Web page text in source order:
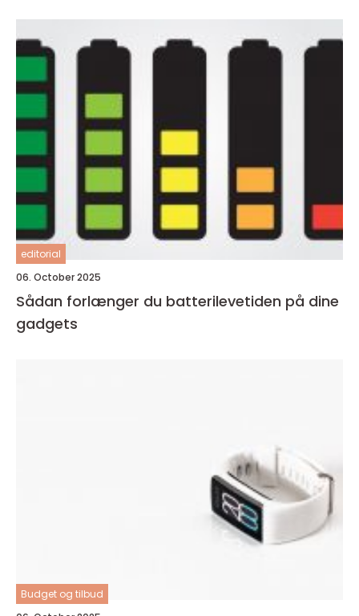
editorial
06. October 2025
Sådan forlænger du batterilevetiden på dine
gadgets
Budget og tilbud